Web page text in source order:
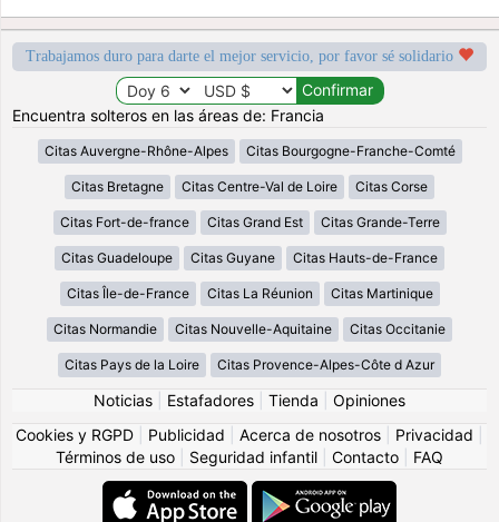
Trabajamos duro para darte el mejor servicio, por favor sé solidario
Encuentra solteros en las áreas de: Francia
Citas Auvergne-Rhône-Alpes Citas Bourgogne-Franche-Comté
Citas Bretagne Citas Centre-Val de Loire Citas Corse
Citas Fort-de-france Citas Grand Est Citas Grande-Terre
Citas Guadeloupe Citas Guyane Citas Hauts-de-France
Citas Île-de-France Citas La Réunion Citas Martinique
Citas Normandie Citas Nouvelle-Aquitaine Citas Occitanie
Citas Pays de la Loire Citas Provence-Alpes-Côte d Azur
Noticias Estafadores Tienda
Opiniones
Cookies y RGPD
Publicidad Acerca de nosotros Privacidad
Términos de uso
Seguridad infantil Contacto FAQ